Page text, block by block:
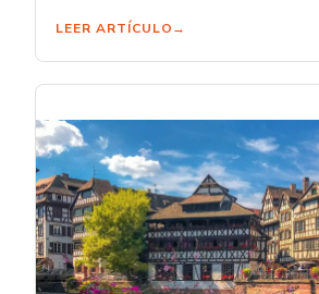
LEER ARTÍCULO